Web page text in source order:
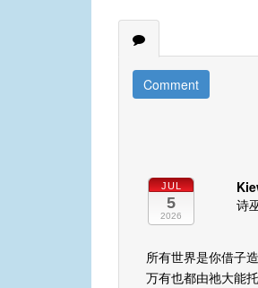
Comment
JUL
5
2026
诗
所有世界是你借子造
万有也都由祂大能托